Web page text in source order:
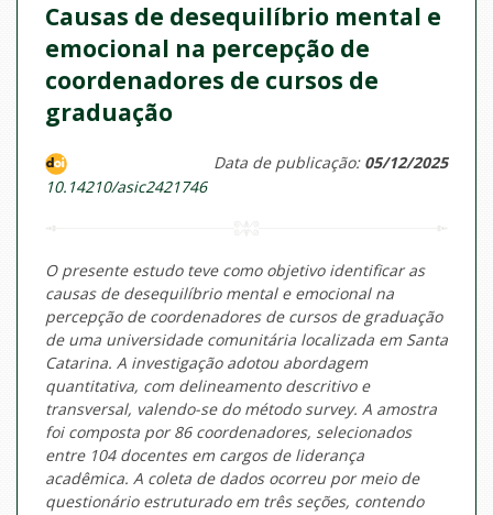
Causas de desequilíbrio mental e
emocional na percepção de
coordenadores de cursos de
graduação
10.14210/asic2421746
Data de publicação: 05/12/2025
O presente estudo teve como objetivo identificar as
causas de desequilíbrio mental e emocional na
percepção de coordenadores de cursos de graduação
de uma universidade comunitária localizada em Santa
Catarina. A investigação adotou abordagem
quantitativa, com delineamento descritivo e
transversal, valendo-se do método survey. A amostra
foi composta por 86 coordenadores, selecionados
entre 104 docentes em cargos de liderança
acadêmica. A coleta de dados ocorreu por meio de
questionário estruturado em três seções, contendo